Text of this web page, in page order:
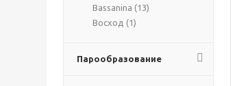
Bassanina (13)
Восход (1)
Парообразование